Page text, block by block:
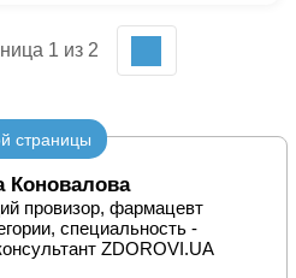
1 из 2
страницы
Коновалова
провизор, фармацевт
специальность -
ZDOROVI.UA